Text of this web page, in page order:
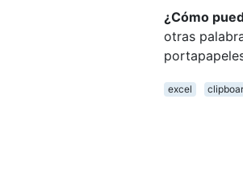
¿Cómo
otras
excel